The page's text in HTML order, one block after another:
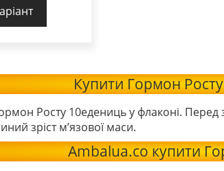
Купити Гормон
Росту 10едениць у флаконі. Перед
зріст м’язової маси.
Ambalua.co купити